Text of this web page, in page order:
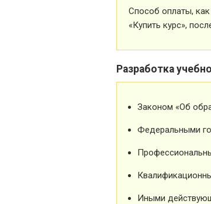
Способ оплаты,
«Купить курс»,
Разработка
Законом «Об
Федеральными
Иными